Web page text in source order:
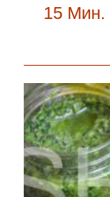
15 Мин.